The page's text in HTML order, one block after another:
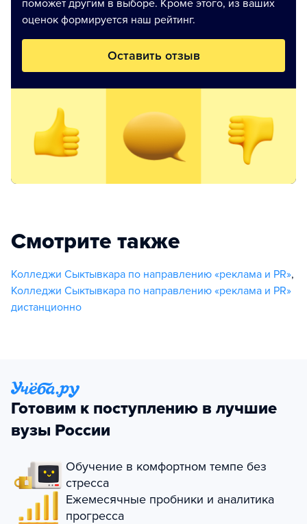
поможет другим в выборе. Кроме этого, из ваших
оценок формируется наш рейтинг.
Оставить отзыв
Смотрите также
Колледжи Сыктывкара по направлению «реклама и PR»,
Колледжи Сыктывкара по направлению «реклама и PR»
дистанционно
Готовим к поступлению в лучшие
вузы России
Обучение в комфортном темпе без
стресса
Ежемесячные пробники и аналитика
прогресса